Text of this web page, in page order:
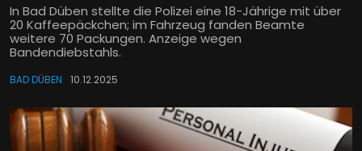
In Bad Düben stellte die Polizei eine 18-Jährige mit über
20 Kaffeepäckchen; im Fahrzeug fanden Beamte
weitere 70 Packungen. Anzeige wegen
Bandendiebstahls.
BAD DÜBEN 10.12.2025